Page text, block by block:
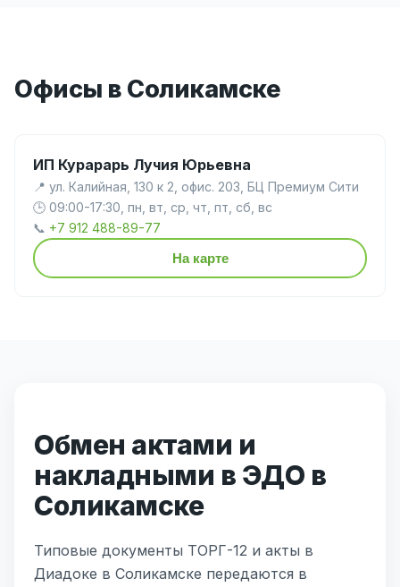
Офисы в Соликамске
ИП Курарарь Лучия Юрьевна
📍 ул. Калийная, 130 к 2, офис. 203, БЦ Премиум Сити
🕒 09:00-17:30, пн, вт, ср, чт, пт, сб, вс
📞 +7 912 488-89-77
На карте
Обмен актами и
накладными в ЭДО в
Соликамске
Типовые документы ТОРГ-12 и акты в
Диадоке в Соликамске передаются в